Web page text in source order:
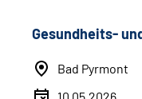
Gesundheits-
Bad Pyrmont